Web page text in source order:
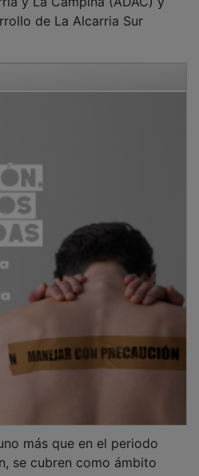
de La Alcarria Sur
se cubren como ámbito
totalidad de municipios de